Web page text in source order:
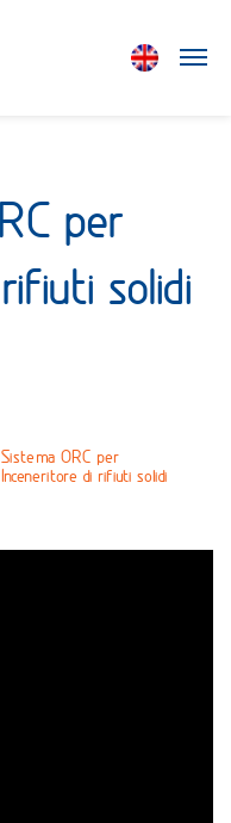
per
solidi
Sistema ORC per
Inceneritore di rifiuti solidi